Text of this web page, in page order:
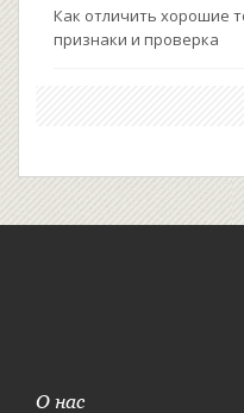
Как отличить хорошие
признаки и проверка
О нас